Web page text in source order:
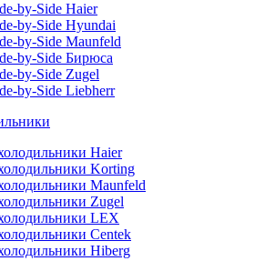
by-Side Haier
by-Side Hyundai
by-Side Maunfeld
by-Side Бирюса
by-Side Zugel
by-Side Liebherr
Haier
Korting
Maunfeld
Zugel
LEX
Centek
Hiberg